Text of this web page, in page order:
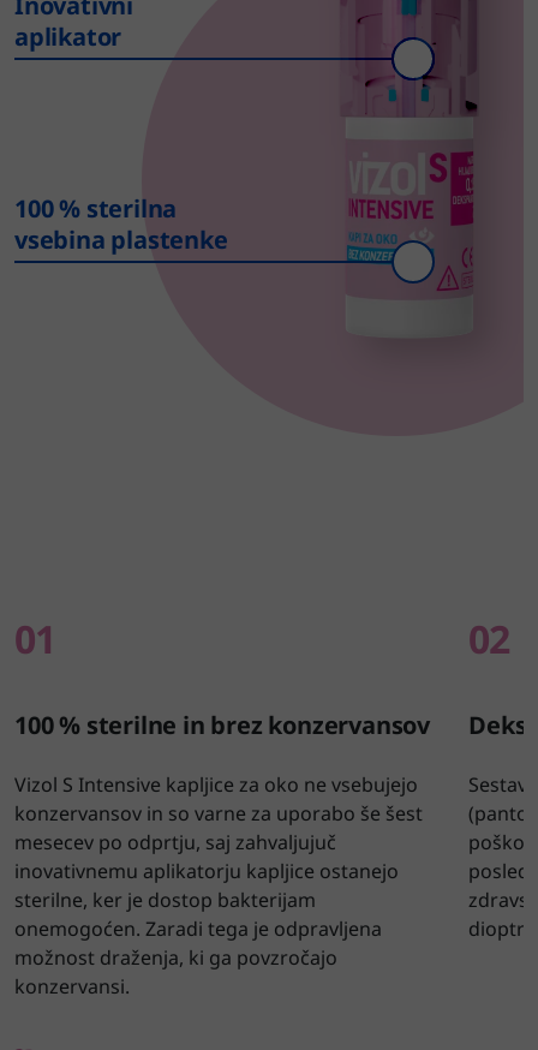
aplikator
100 % sterilna
vsebina plastenke
01
100 % sterilne in brez konzervansov
Vizol S Intensive kapljice za oko ne vsebujejo
konzervansov in so varne za uporabo še šest
mesecev po odprtju, saj zahvaljujuč
inovativnemu aplikatorju kapljice ostanejo
sterilne, ker je dostop bakterijam
onemogoćen. Zaradi tega je odpravljena
možnost draženja, ki ga povzročajo
konzervansi.
02